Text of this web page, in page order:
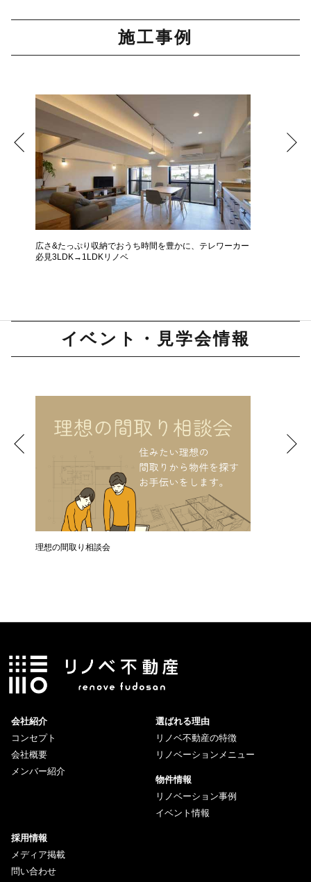
施工事例
広さ&たっぷり収納でおうち時間を豊かに、テレワーカー
必見3LDK→1LDKリノベ
イベント・見学会情報
理想の間取り相談会
会社紹介
コンセプト
会社概要
メンバー紹介
選ばれる理由
リノベ不動産の特徴
リノベーションメニュー
物件情報
リノベーション事例
イベント情報
採用情報
メディア掲載
問い合わせ